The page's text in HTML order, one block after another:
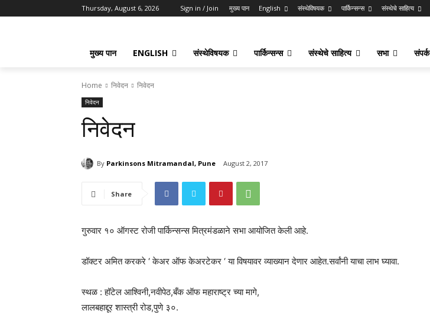
Thursday, August 6, 2026 Sign in / Join मुख्य पान English संस्थेविषयक पार्किन्सन्स संस्थेचे साहित्य
मुख्य पान ENGLISH संस्थेविषयक पार्किन्सन्स संस्थेचे साहित्य सभा संपर्क
Home निवेदन निवेदन
निवेदन
निवेदन
By Parkinsons Mitramandal, Pune August 2, 2017
Share
गुरुवार १० ऑगस्ट रोजी पार्किन्सन्स मित्रमंडळाने सभा आयोजित केली आहे.
डॉक्टर अमित करकरे ‘ केअर ऑफ केअरटेकर ‘ या विषयावर व्याख्यान देणार आहेत.सर्वांनी याचा लाभ घ्यावा.
स्थळ : हॉटेल आश्विनी,नवीपेठ,बँक ऑफ महाराष्ट्र च्या मागे,
लालबहाद्दूर शास्त्री रोड,पुणे ३०.